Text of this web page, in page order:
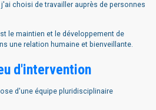
choisi de travailler auprès de personnes
le maintien et le développement de
une relation humaine et bienveillante.
d'intervention
d'une équipe pluridisciplinaire